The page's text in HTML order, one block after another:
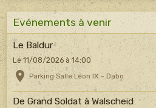
Evénements à venir
Le Baldur
Le 11/08/2026 à 14:00
Parking Salle Léon IX - Dabo
De Grand Soldat à Walscheid